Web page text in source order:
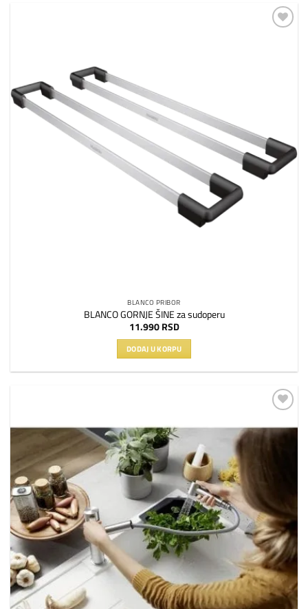
BLANCO PRIBOR
BLANCO GORNJE ŠINE za sudoperu
11.990 RSD
DODAJ U KORPU
na
listu